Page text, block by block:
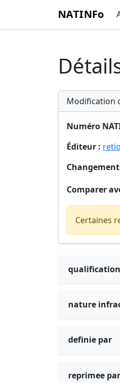
NATINFo
Modification
Numéro
Éditeur :
Comparer
Certaines
nature
definie par
reprimee par